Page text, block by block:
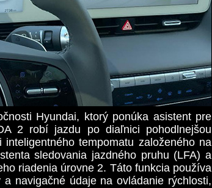
Hyundai, ktorý ponúka asistent pre
2 robí jazdu po diaľnici pohodlnejšou
tempomatu založeného na
sledovania jazdného pruhu (LFA) a
riadenia úrovne 2. Táto funkcia používa
navigačné údaje na ovládanie rýchlosti,